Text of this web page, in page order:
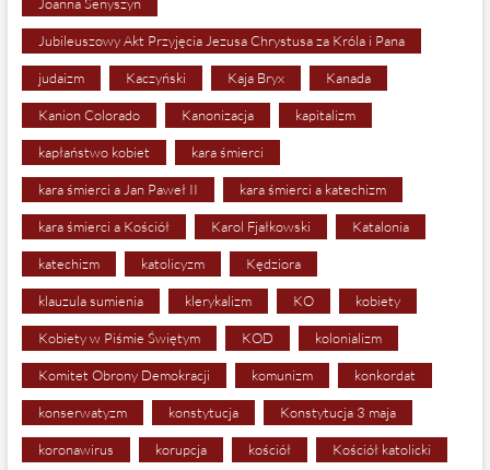
Jubileuszowy Akt Przyjęcia Jezusa Chrystusa za Króla i Pana
judaizm Kaczyński Kaja Bryx Kanada
Kanion Colorado Kanonizacja kapitalizm
kapłaństwo kobiet kara śmierci
kara śmierci a Jan Paweł II kara śmierci a katechizm
kara śmierci a Kościół Karol Fjałkowski Katalonia
katechizm katolicyzm Kędziora
klauzula sumienia klerykalizm KO kobiety
Kobiety w Piśmie Świętym KOD kolonializm
Komitet Obrony Demokracji komunizm konkordat
konserwatyzm konstytucja Konstytucja 3 maja
koronawirus korupcja kościół Kościół katolicki